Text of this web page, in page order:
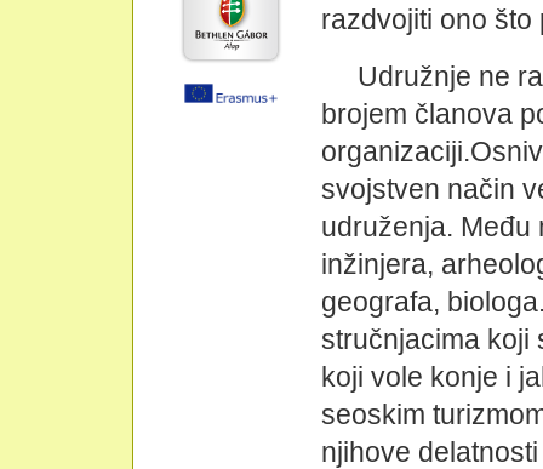
razdvojiti ono što
Udružnje ne
brojem članova
svojstven način
udruženja. Među
inžinjera,
geografa,
stručnjacima koji
koji vole konje i
seoskim
njihove